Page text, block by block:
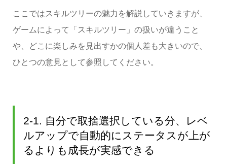
ここではスキルツリーの魅力を解説していきますが、
ゲームによって「スキルツリー」の扱いが違うこと
や、どこに楽しみを見出すかの個人差も大きいので、
ひとつの意見として参照してください。
2-1. 自分で取捨選択している分、レベ
ルアップで自動的にステータスが上が
るよりも成長が実感できる